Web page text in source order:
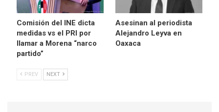
Comisión del INE dicta
medidas vs el PRI por
llamar a Morena “narco
partido”
Asesinan al periodista
Alejandro Leyva en
Oaxaca
PREV NEXT